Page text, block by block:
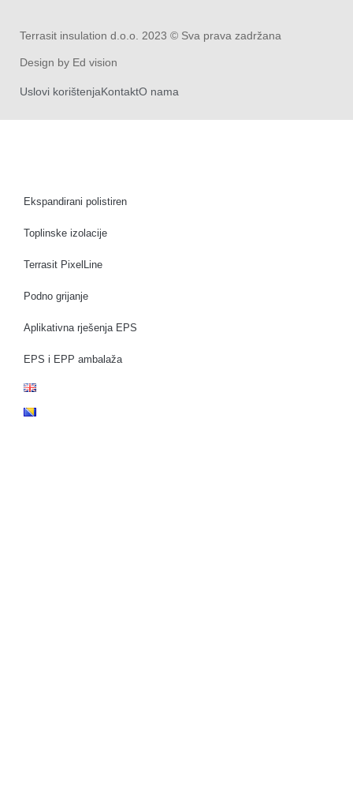
Terrasit insulation d.o.o. 2023 © Sva prava zadržana
Design by Ed vision
Uslovi korištenjaKontaktO nama
Ekspandirani polistiren
Toplinske izolacije
Terrasit PixelLine
Podno grijanje
Aplikativna rješenja EPS
EPS i EPP ambalaža